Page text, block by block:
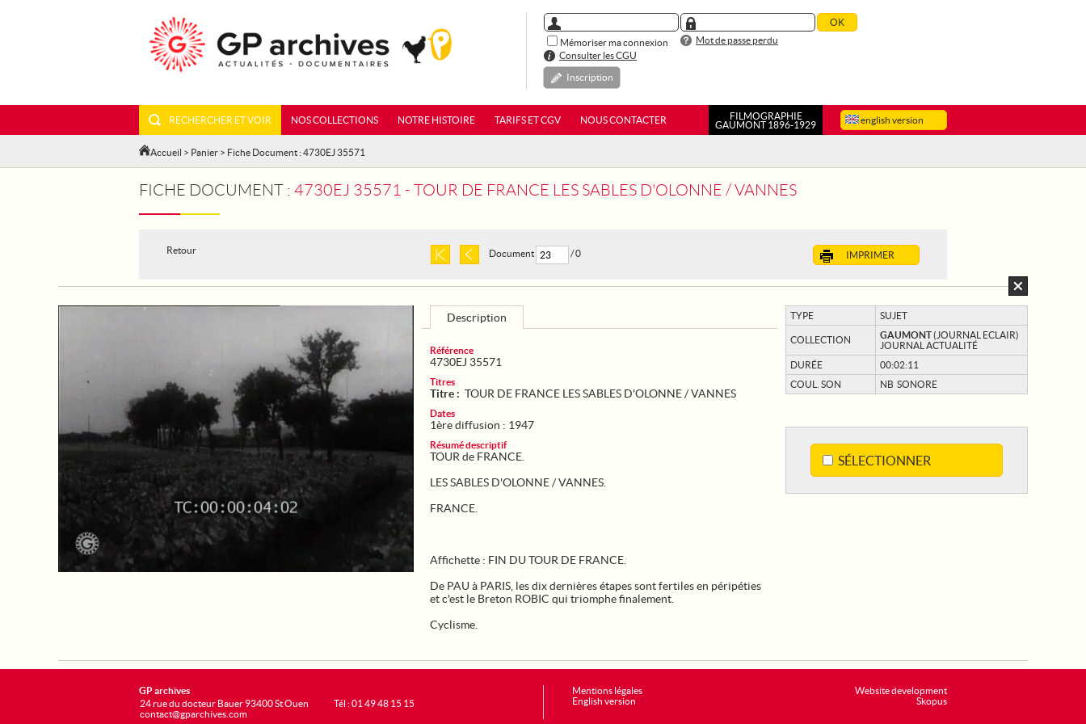
Mémoriser ma connexion
Mot de passe perdu
Consulter les CGU
Inscription
english version
RECHERCHER ET VOIR NOS COLLECTIONS NOTRE HISTOIRE TARIFS ET CGV NOUS CONTACTER
FILMOGRAPHIE
GAUMONT 1896-1929
Accueil > Panier > Fiche Document : 4730EJ 35571
FICHE DOCUMENT : 4730EJ 35571 - TOUR DE FRANCE LES SABLES D'OLONNE / VANNES
Retour IMPRIMER
Document / 0
TYPE SUJET
COLLECTION GAUMONT(JOURNAL ECLAIR)
JOURNAL ACTUALITÉ
DURÉE
00:02:11
COUL. SON
NB SONORE
SÉLECTIONNER
Description
Référence
4730EJ 35571
Titres
Titre : TOUR DE FRANCE LES SABLES D'OLONNE / VANNES
Dates
1ère diffusion : 1947
Résumé descriptif
TOUR de FRANCE.
LES SABLES D'OLONNE / VANNES.
FRANCE.
Affichette : FIN DU TOUR DE FRANCE.
De PAU à PARIS, les dix dernières étapes sont fertiles en péripéties
et c'est le Breton ROBIC qui triomphe finalement.
Cyclisme.
Website development
Skopus
GP archives
24 rue du docteur Bauer 93400 St Ouen
contact@gparchives.com
Tél : 01 49 48 15 15
Mentions légales
English version